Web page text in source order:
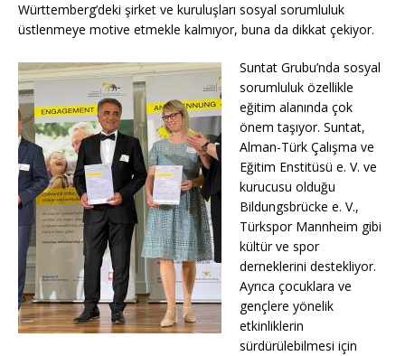
Württemberg’deki şirket ve kuruluşları sosyal sorumluluk
üstlenmeye motive etmekle kalmıyor, buna da dikkat çekiyor.
Suntat Grubu’nda sosyal
sorumluluk özellikle
eğitim alanında çok
önem taşıyor. Suntat,
Alman-Türk Çalışma ve
Eğitim Enstitüsü e. V. ve
kurucusu olduğu
Bildungsbrücke e. V.,
Türkspor Mannheim gibi
kültür ve spor
derneklerini destekliyor.
Ayrıca çocuklara ve
gençlere yönelik
etkinliklerin
sürdürülebilmesi için